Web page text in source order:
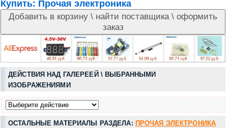
Купить: Прочая электроника
ДЕЙСТВИЯ НАД ГАЛЕРЕЕЙ \ ВЫБРАННЫМИ
ИЗОБРАЖЕНИЯМИ
ОСТАЛЬНЫЕ МАТЕРИАЛЫ РАЗДЕЛА: ПРОЧАЯ ЭЛЕКТРОНИКА